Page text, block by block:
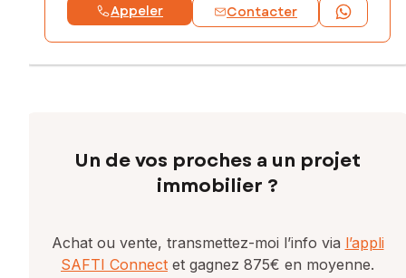
Appeler Contacter
Un de vos proches a un projet
immobilier ?
Achat ou vente, transmettez-moi l’info via l’appli
SAFTI Connect et gagnez 875€ en moyenne.